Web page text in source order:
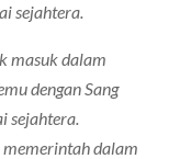
sejahtera.
masuk dalam
dengan Sang
sejahtera.
memerintah dalam